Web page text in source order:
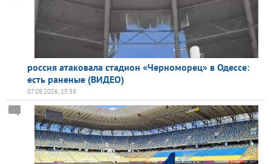
россия атаковала стадион «Черноморец» в Одессе:
есть раненые (ВИДЕО)
07.08.2026, 15:38